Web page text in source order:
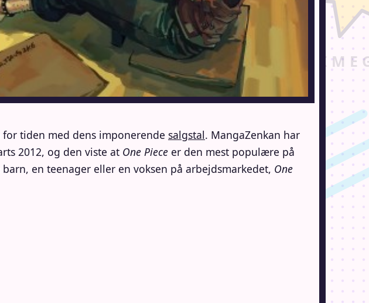
tiden med dens imponerende salgstal. MangaZenkan har
2012, og den viste at One Piece er den mest populære på
en teenager eller en voksen på arbejdsmarkedet, One